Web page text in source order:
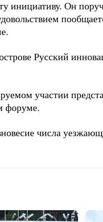
инициативу. Он
Русский
участии
форуме.
числа